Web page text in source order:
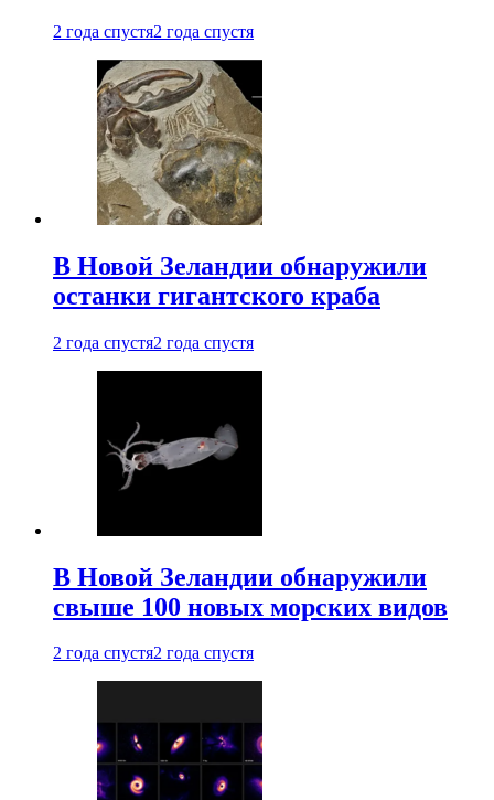
2 года спустя2 года спустя
В Новой Зеландии обнаружили
останки гигантского краба
2 года спустя2 года спустя
В Новой Зеландии обнаружили
свыше 100 новых морских видов
2 года спустя2 года спустя